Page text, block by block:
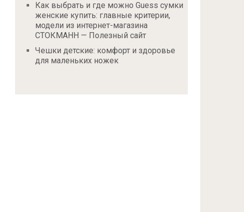
Как выбрать и где можно Guess сумки
женские купить: главные критерии,
модели из интернет-магазина
СТОКМАНН — Полезный сайт
Чешки детские: комфорт и здоровье
для маленьких ножек